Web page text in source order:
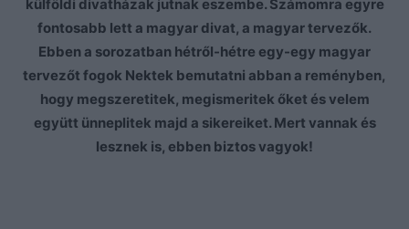
külföldi divatházak jutnak eszembe. Számomra egyre
fontosabb lett a magyar divat, a magyar tervezők.
Ebben a sorozatban hétről-hétre egy-egy magyar
tervezőt fogok Nektek bemutatni abban a reményben,
hogy megszeretitek, megismeritek őket és velem
együtt ünneplitek majd a sikereiket. Mert vannak és
lesznek is, ebben biztos vagyok!